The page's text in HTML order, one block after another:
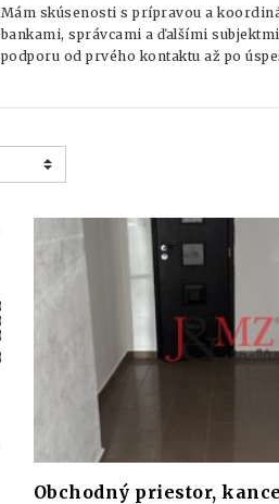
Mám skúsenosti s prípravou a
bankami, správcami a ďalšími
podporu od prvého kontaktu až po
Obchodný priestor,